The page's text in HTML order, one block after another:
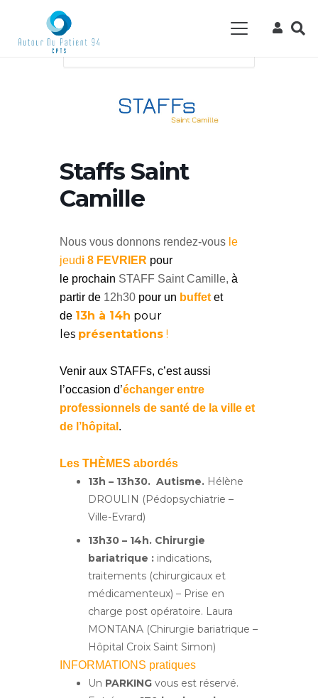
Staffs Saint
Camille
Nous vous donnons rendez-vous le
jeudi 8 FEVRIER pour
le prochain STAFF Saint Camille, à
partir de 12h30 pour un buffet et
de 13h à 14h pour
les présentations !
Venir aux STAFFs, c’est aussi
l’occasion d’échanger entre
professionnels de santé de la ville et
de l’hôpital .
Les THÈMES abordés
13h – 13h30. Autisme. Hélène
DROULIN (Pédopsychiatrie –
Ville-Evrard)
13h30 – 14h. Chirurgie
bariatrique : indications,
traitements (chirurgicaux et
médicamenteux) – Prise en
charge post opératoire. Laura
MONTANA (Chirurgie bariatrique –
Hôpital Croix Saint Simon)
INFORMATIONS pratiques
Un PARKING vous est réservé.